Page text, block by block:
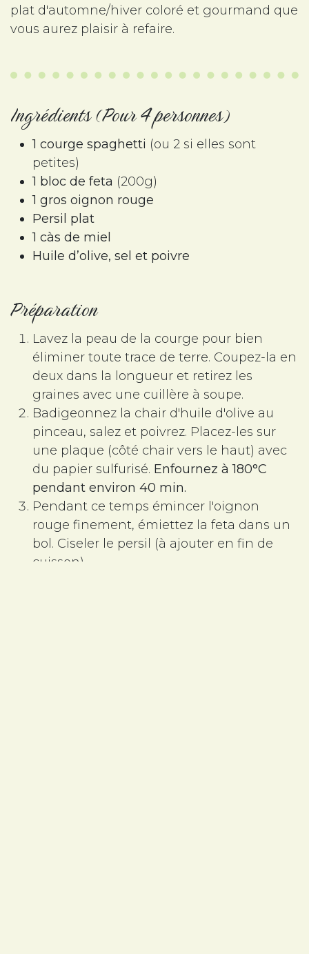
plat d'automne/hiver coloré et gourmand que
vous aurez plaisir à refaire.
Ingrédients (Pour 4 personnes)
1 courge spaghetti (ou 2 si elles sont
petites)
1 bloc de feta (200g)
1 gros oignon rouge
Persil plat
1 càs de miel
Huile d’olive, sel et poivre
Préparation
Lavez la peau de la courge pour bien
éliminer toute trace de terre. Coupez-la en
deux dans la longueur et retirez les
graines avec une cuillère à soupe.
Badigeonnez la chair d'huile d'olive au
pinceau, salez et poivrez. Placez-les sur
une plaque (côté chair vers le haut) avec
du papier sulfurisé. Enfournez à 180°C
pendant environ 40 min.
Pendant ce temps émincer l'oignon
rouge finement, émiettez la feta dans un
bol. Ciseler le persil (à ajouter en fin de
cuisson)